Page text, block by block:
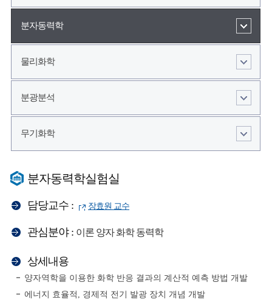
분자동력학
물리화학
분광분석
무기화학
분자동력학실험실
담당교수 : 장효원 교수
관심분야 : 이론 양자 화학 동력학
상세내용
양자역학을 이용한 화학 반응 결과의 계산적 예측 방법 개발
에너지 효율적, 경제적 전기 발광 장치 개념 개발